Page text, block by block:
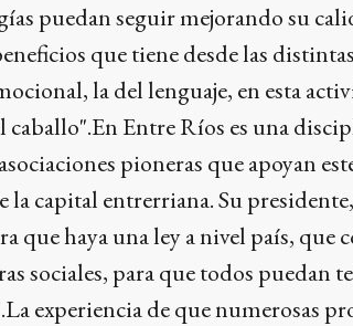
puedan seguir mejorando su
que tiene desde las
la del lenguaje, en esta
caballo".En Entre Ríos es una
pioneras que apoyan
la capital entrerriana. Su
que haya una ley a nivel país,
sociales, para que todos puedan
experiencia de que numerosas